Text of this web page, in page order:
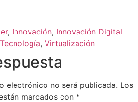
, Innovación, Innovación Digital,
Tecnología, Virtualización
electrónico no será publicada. Los
marcados con *